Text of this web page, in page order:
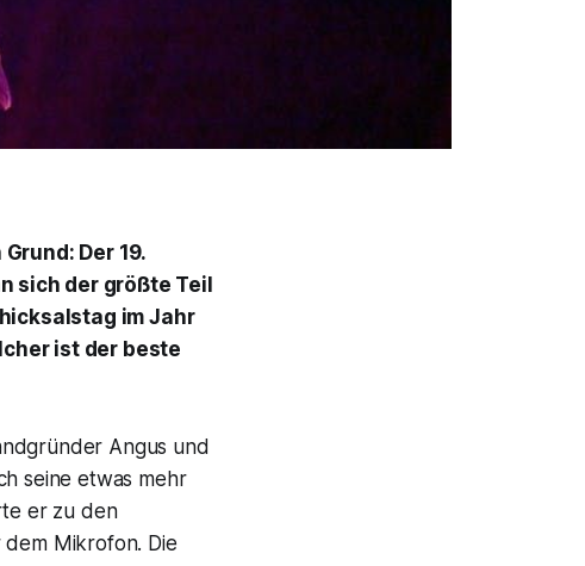
Der 19.
sich der größte Teil
im Jahr
ist der beste
Angus und
seine etwas mehr
er zu den
Mikrofon. Die